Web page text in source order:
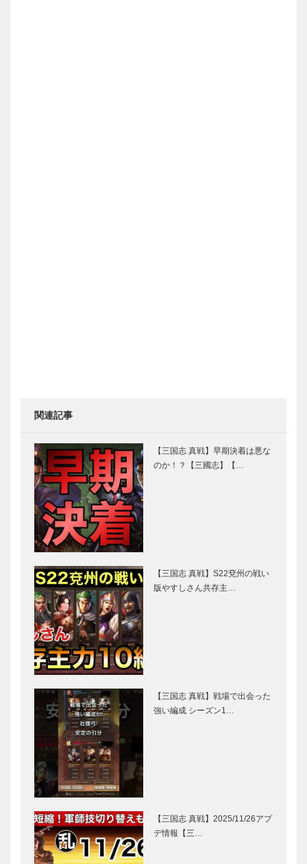
関連記事
【三国志 真戦】早期決着は悪な
のか！？【三國志】【…
【三国志 真戦】S22兗州の戦い
版やすしさん共存主…
【三国志 真戦】戦場で出会った
強い編成 シーズン1…
【三国志 真戦】2025/11/26アプ
デ情報【三…